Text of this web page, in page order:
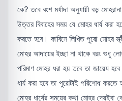
কে? তবে বংশ মর্যাদা অনুযায়ী বড়
উত্তর বিবাহের সময় যে মোহর ধার্য করা
করতে হবে। কাবিনে লিখিত পুরো মোহর
মোহর আদায়ের ইচ্ছা না থাকে বরং শুধু
পরিমাণ মোহর ধরা হয় তবে তা জায়েয
ধার্য করা হবে তা পুরোটাই পরিশোধ
মোহর ধার্যের সময়ের কথা মোহর